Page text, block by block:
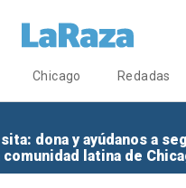
Chicago Redadas
dona y ayúdanos a
latina de